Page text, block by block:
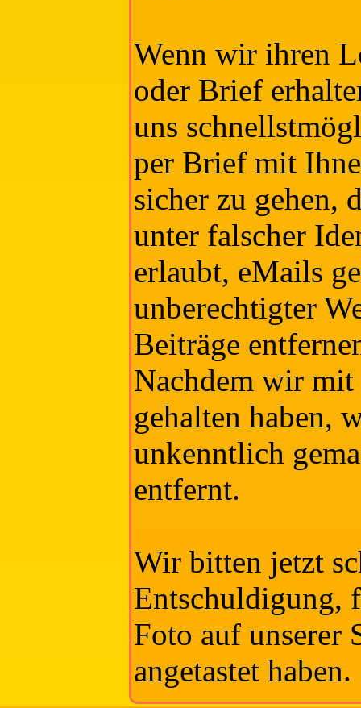
Wenn wir ihren
oder Brief
uns
per Brief mit
sicher zu gehen,
unter falscher
erlaubt, eMails
unberechtigter
Beiträge
Nachdem wir mit
gehalten haben,
unkenntlich
entfernt.
Wir bitten jetzt
Entschuldigung,
Foto auf unserer
angetastet haben.